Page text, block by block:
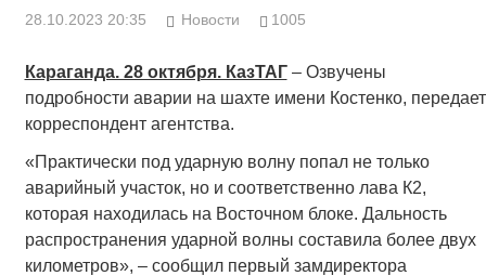
28.10.2023 20:35 Новости 1005
Караганда. 28 октября. КазТАГ– Озвучены
подробности аварии на шахте имени Костенко, передает
корреспондент агентства.
«Практически под ударную волну попал не только
аварийный участок, но и соответственно лава К2,
которая находилась на Восточном блоке. Дальность
распространения ударной волны составила более двух
километров», – сообщил первый замдиректора